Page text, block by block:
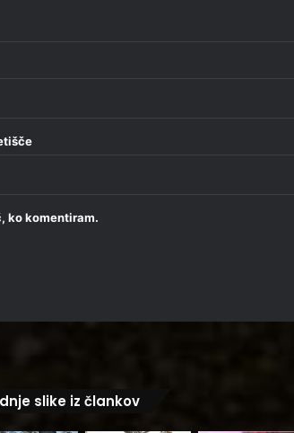
ko komentiram.
slike iz člankov